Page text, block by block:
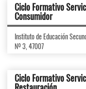
Ciclo Formativo
Consumidor
Instituto de Educación
Nº 3, 47007
Ciclo Formativo